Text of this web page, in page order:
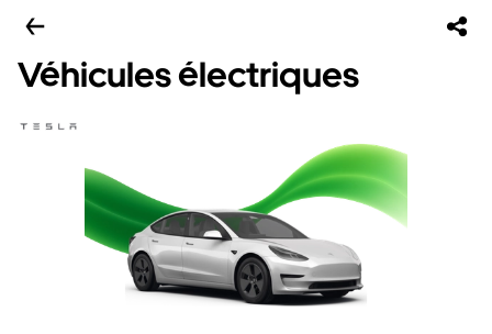
Véhicules électriques